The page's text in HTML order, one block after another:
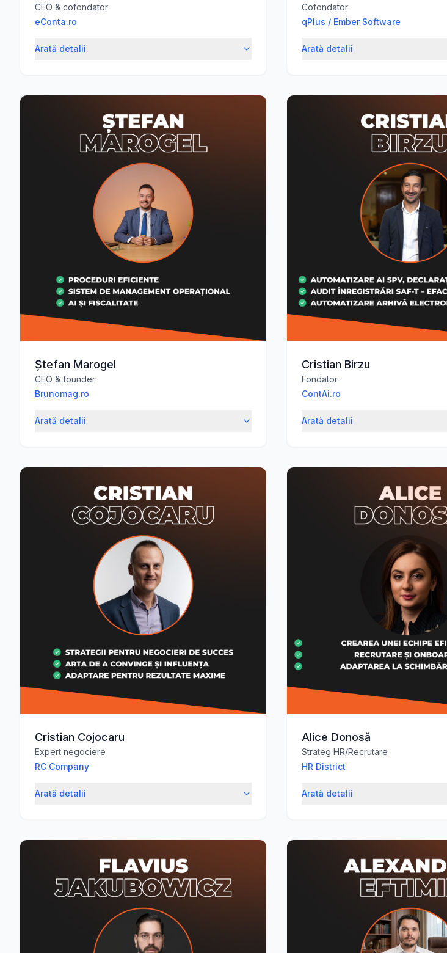
CEO & cofondator
eConta.ro
Arată detalii
Cofondator
qPlus / Ember Software
Arată detalii
Ștefan Marogel
CEO & founder
Brunomag.ro
Arată detalii
Cristian Birzu
Fondator
ContAi.ro
Arată detalii
Cristian Cojocaru
Expert negociere
RC Company
Arată detalii
Alice Donosă
Strateg HR/Recrutare
HR District
Arată detalii